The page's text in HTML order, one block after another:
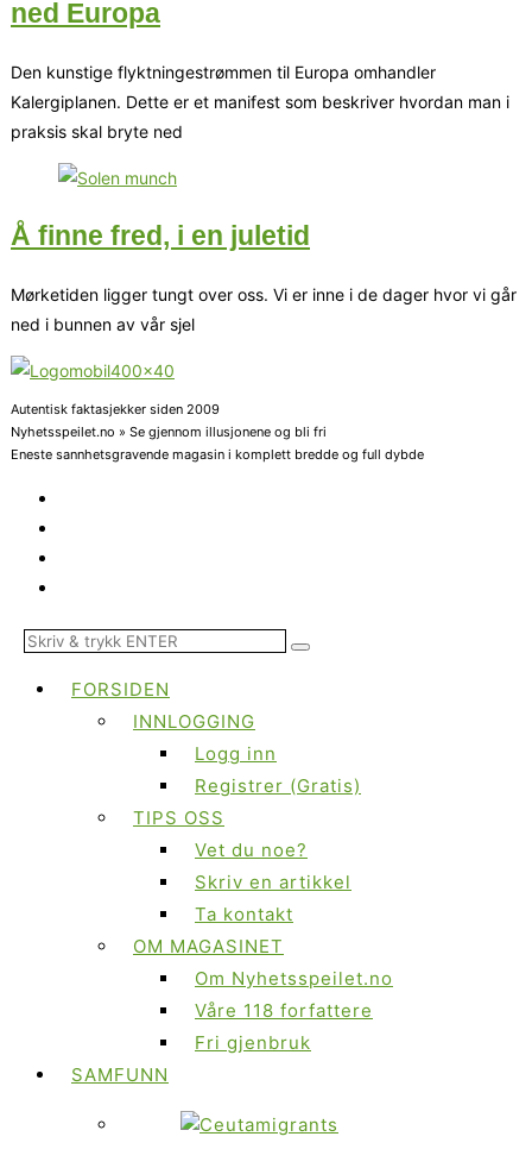
ned Europa
Den kunstige flyktningestrømmen til Europa omhandler
Kalergiplanen. Dette er et manifest som beskriver hvordan man i
praksis skal bryte ned
Å finne fred, i en juletid
Mørketiden ligger tungt over oss. Vi er inne i de dager hvor vi går
ned i bunnen av vår sjel
Autentisk faktasjekker siden 2009
Nyhetsspeilet.no » Se gjennom illusjonene og bli fri
Eneste sannhetsgravende magasin i komplett bredde og full dybde
FORSIDEN
INNLOGGING
Logg inn
Registrer (Gratis)
TIPS OSS
Vet du noe?
Skriv en artikkel
Ta kontakt
OM MAGASINET
Om Nyhetsspeilet.no
Våre 118 forfattere
Fri gjenbruk
SAMFUNN